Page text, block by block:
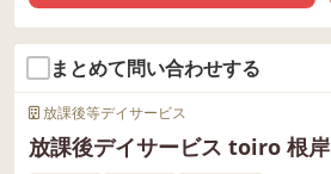
まとめて問い合わせする
放課後等デイサービス
放課後デイサービス toiro 根岸